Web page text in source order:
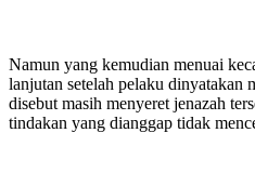
Namun yang kemudian menuai
lanjutan setelah pelaku dinyatakan
disebut masih menyeret jenazah
tindakan yang dianggap tidak